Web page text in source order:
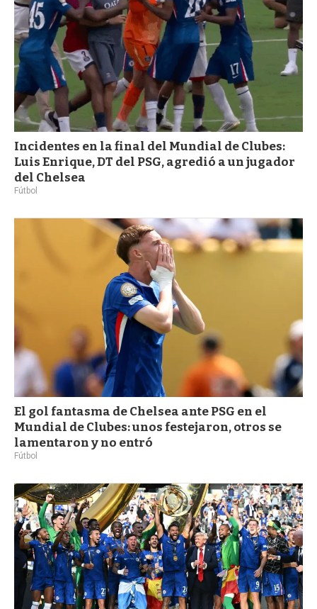
Incidentes en la final del Mundial de Clubes:
Luis Enrique, DT del PSG, agredió a un jugador
del Chelsea
Fútbol
El gol fantasma de Chelsea ante PSG en el
Mundial de Clubes: unos festejaron, otros se
lamentaron y no entró
Fútbol